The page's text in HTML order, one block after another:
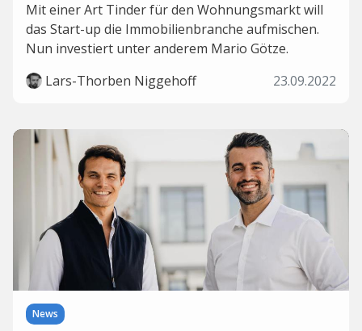
Mit einer Art Tinder für den Wohnungsmarkt will
das Start-up die Immobilienbranche aufmischen.
Nun investiert unter anderem Mario Götze.
Lars-Thorben Niggehoff
23.09.2022
News